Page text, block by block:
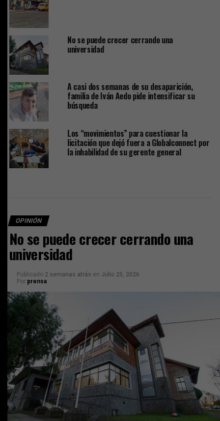
No se puede crecer cerrando una
universidad
A casi dos semanas de su desaparición,
familia de Iván Aedo pide intensificar su
búsqueda
Los “movimientos” para cuestionar la
licitación que dejó fuera a Globalconnect por
la inhabilidad de su gerente general
OPINIÓN
No se puede crecer cerrando una
universidad
Publicado 2 semanas atrás en Julio 25, 2026
Por prensa